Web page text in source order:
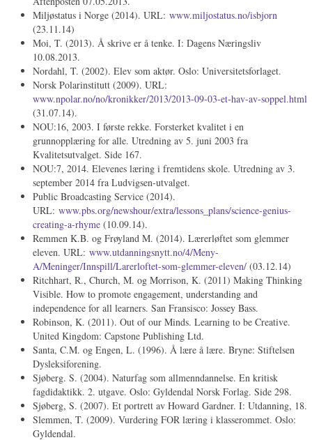
Miljøstatus i Norge (2014). URL: www.miljostatus.no/isbjorn
(23.11.14)
Moi, T. (2013). Å skrive er å tenke. I: Dagens Næringsliv
10.08.2013.
Nordahl, T. (2002). Elev som aktør. Oslo: Universitetsforlaget.
Norsk Polarinstitutt (2009). URL:
www.npolar.no/no/kronikker/2013/2013-09-03-et-hav-av-soppel.html
(31.07.14).
NOU:16, 2003. I første rekke. Forsterket kvalitet i en
grunnopplæring for alle. Utredning av 5. juni 2003 fra
Kvalitetsutvalget. Side 167.
NOU:7, 2014. Elevenes læring i fremtidens skole. Utredning av 3.
september 2014 fra Ludvigsen-utvalget.
Public Broadcasting Service (2014).
URL: www.pbs.org/newshour/extra/lessons_plans/science-genius-
creating-a-rhyme (10.09.14).
Remmen K.B. og Frøyland M. (2014). Lærerløftet som glemmer
eleven. URL: www.utdanningsnytt.no/4/Meny-
A/Meninger/Innspill/Larerloftet-som-glemmer-eleven/ (03.12.14)
Ritchhart, R., Church, M. og Morrison, K. (2011) Making Thinking
Visible. How to promote engagement, understanding and
independence for all learners. San Fransisco: Jossey Bass.
Robinson, K. (2011). Out of our Minds. Learning to be Creative.
United Kingdom: Capstone Publishing Ltd.
Santa, C.M. og Engen, L. (1996). Å lære å lære. Bryne: Stiftelsen
Dysleksiforening.
Sjøberg. S. (2004). Naturfag som allmenndannelse. En kritisk
fagdidaktikk. 2. utgave. Oslo: Gyldendal Norsk Forlag. Side 298.
Sjøberg, S. (2007). Et portrett av Howard Gardner. I: Utdanning, 18.
Slemmen, T. (2009). Vurdering FOR læring i klasserommet. Oslo:
Gyldendal.